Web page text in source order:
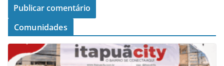
Comunidades